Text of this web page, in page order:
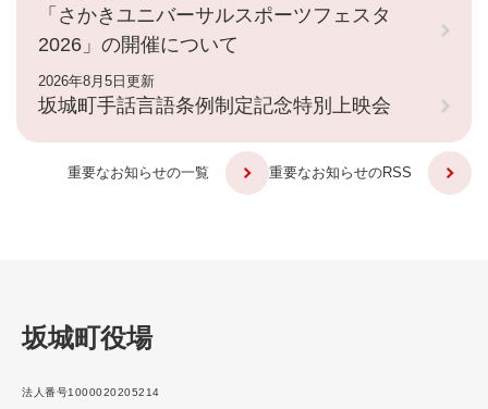
「さかきユニバーサルスポーツフェスタ
2026」の開催について
2026年8月5日更新
坂城町手話言語条例制定記念特別上映会
重要なお知らせの一覧 重要なお知らせのRSS
坂城町役場
法人番号1000020205214